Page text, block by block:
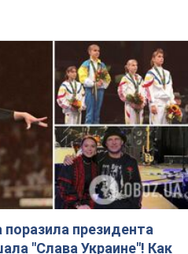
поразила президента
"Слава Украине"! Как
которая 30
Олимпиады
сохранился большой
"Атланта-1996"